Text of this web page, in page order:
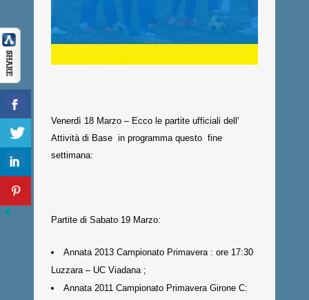
Venerdì 18 Marzo – Ecco le partite ufficiali dell’
Attività di Base in programma questo fine
settimana:
Partite di Sabato 19 Marzo:
Annata 2013 Campionato Primavera : ore 17:30
Luzzara – UC Viadana ;
Annata 2011 Campionato Primavera Girone C: